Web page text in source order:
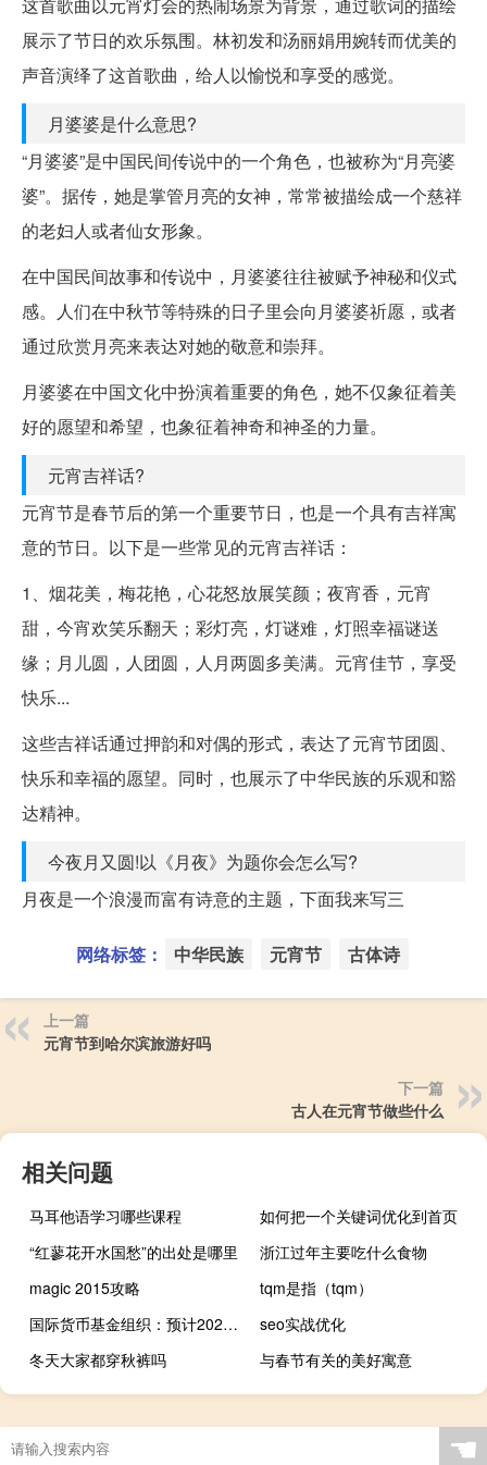
这首歌曲以元宵灯会的热闹场景为背景，通过歌词的描绘
展示了节日的欢乐氛围。林初发和汤丽娟用婉转而优美的
声音演绎了这首歌曲，给人以愉悦和享受的感觉。
月婆婆是什么意思?
“月婆婆”是中国民间传说中的一个角色，也被称为“月亮婆
婆”。据传，她是掌管月亮的女神，常常被描绘成一个慈祥
的老妇人或者仙女形象。
在中国民间故事和传说中，月婆婆往往被赋予神秘和仪式
感。人们在中秋节等特殊的日子里会向月婆婆祈愿，或者
通过欣赏月亮来表达对她的敬意和崇拜。
月婆婆在中国文化中扮演着重要的角色，她不仅象征着美
好的愿望和希望，也象征着神奇和神圣的力量。
元宵吉祥话?
元宵节是春节后的第一个重要节日，也是一个具有吉祥寓
意的节日。以下是一些常见的元宵吉祥话：
1、烟花美，梅花艳，心花怒放展笑颜；夜宵香，元宵
甜，今宵欢笑乐翻天；彩灯亮，灯谜难，灯照幸福谜送
缘；月儿圆，人团圆，人月两圆多美满。元宵佳节，享受
快乐...
这些吉祥话通过押韵和对偶的形式，表达了元宵节团圆、
快乐和幸福的愿望。同时，也展示了中华民族的乐观和豁
达精神。
今夜月又圆!以《月夜》为题你会怎么写?
月夜是一个浪漫而富有诗意的主题，下面我来写三
网络标签： 中华民族 元宵节 古体诗
上一篇
元宵节到哈尔滨旅游好吗
下一篇
古人在元宵节做些什么
相关问题
马耳他语学习哪些课程
如何把一个关键词优化到首页
“红蓼花开水国愁”的出处是哪里
浙江过年主要吃什么食物
magic 2015攻略
tqm是指（tqm）
国际货币基金组织：预计2023年全球实际GDP增长率为3.0%与7月的预测相同
seo实战优化
冬天大家都穿秋裤吗
与春节有关的美好寓意
☚